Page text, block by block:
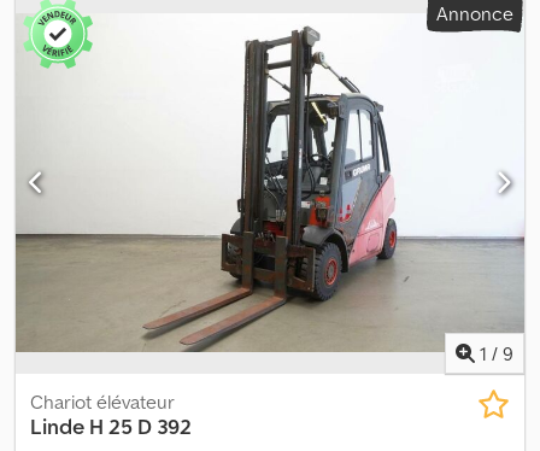
Annonce
1 / 9
Chariot élévateur
Linde H 25 D 392